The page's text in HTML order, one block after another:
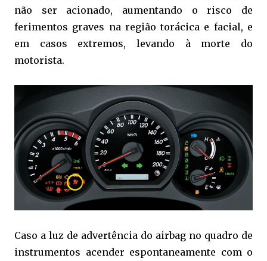
não ser acionado, aumentando o risco de
ferimentos graves na região torácica e facial, e
em casos extremos, levando à morte do
motorista.
Caso a luz de advertência do airbag no quadro de
instrumentos acender espontaneamente com o